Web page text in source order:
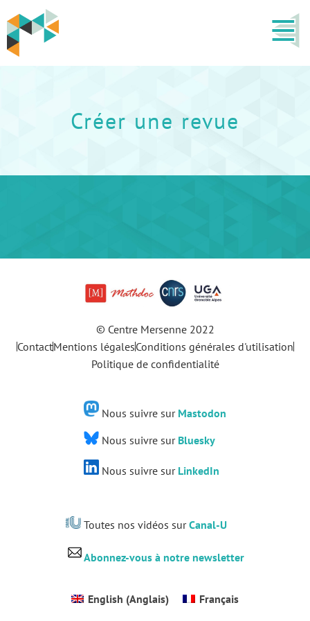
Créer une revue
© Centre Mersenne 2022
ContactMentions légalesConditions générales d'utilisation
Politique de confidentialité
Nous suivre sur Mastodon
Nous suivre sur Bluesky
Nous suivre sur LinkedIn
Toutes nos vidéos surCanal-U
Abonnez-vous à notre newsletter
English (Anglais) Français